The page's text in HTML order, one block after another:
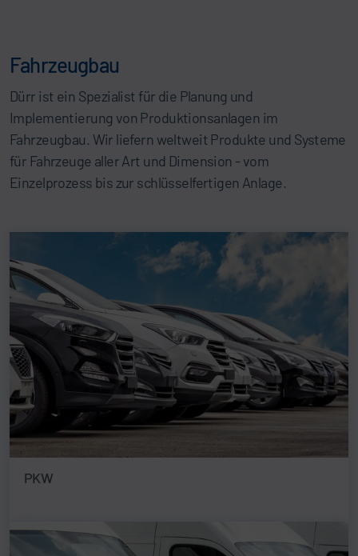
Fahrzeugbau
Dürr ist ein Spezialist für die Planung und
Implementierung von Produktionsanlagen im
Fahrzeugbau. Wir liefern weltweit Produkte und Systeme
für Fahrzeuge aller Art und Dimension - vom
Einzelprozess bis zur schlüsselfertigen Anlage.
PKW